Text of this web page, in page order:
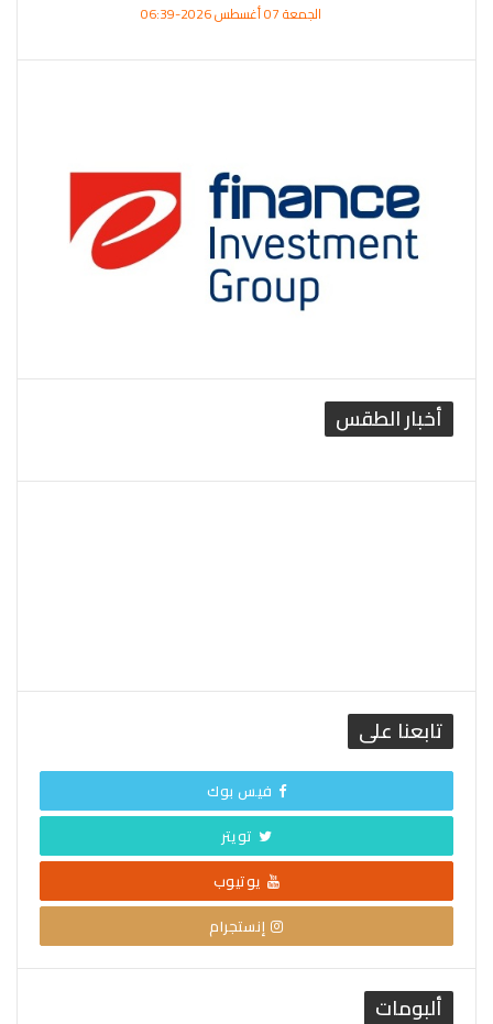
الجمعة 07 أغسطس 2026-06:39
أخبار الطقس
تابعنا على
فيس بوك
تويتر
يوتيوب
إنستجرام
ألبومات